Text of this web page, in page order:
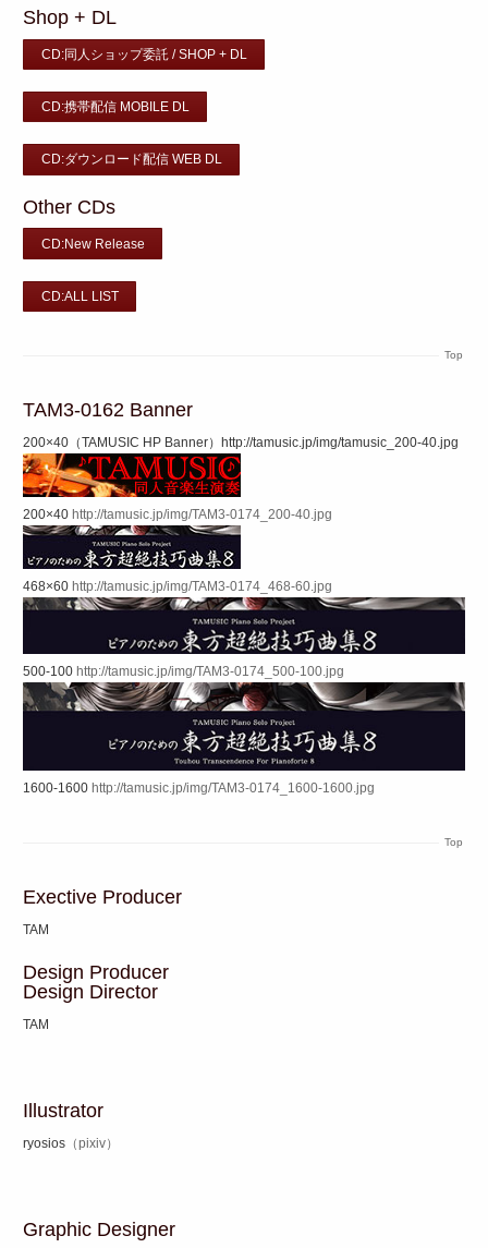
Shop + DL
CD:同人ショップ委託 / SHOP + DL
CD:携帯配信 MOBILE DL
CD:ダウンロード配信 WEB DL
Other CDs
CD:New Release
CD:ALL LIST
Top
TAM3-0162 Banner
200×40（TAMUSIC HP Banner）http://tamusic.jp/img/tamusic_200-40.jpg
200×40 http://tamusic.jp/img/TAM3-0174_200-40.jpg
468×60 http://tamusic.jp/img/TAM3-0174_468-60.jpg
500-100 http://tamusic.jp/img/TAM3-0174_500-100.jpg
1600-1600 http://tamusic.jp/img/TAM3-0174_1600-1600.jpg
Top
Exective Producer
TAM
Design Producer
Design Director
TAM
Illustrator
ryosios （pixiv）
Graphic Designer